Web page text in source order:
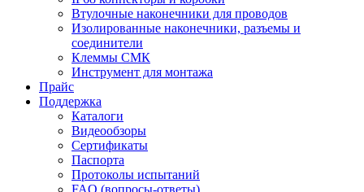
Втулочные наконечники для проводов
Изолированные наконечники, разъемы и
соединители
Клеммы СМК
Инструмент для монтажа
Прайс
Поддержка
Каталоги
Видеообзоры
Сертификаты
Паспорта
Протоколы испытаний
FAQ (вопросы-ответы)